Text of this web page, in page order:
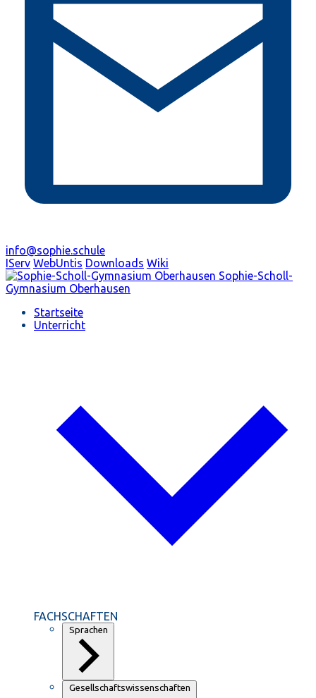
info@sophie.schule
IServ WebUntis Downloads Wiki
Sophie-Scholl-
Gymnasium Oberhausen
Startseite
Unterricht
FACHSCHAFTEN
Sprachen
Gesellschaftswissenschaften